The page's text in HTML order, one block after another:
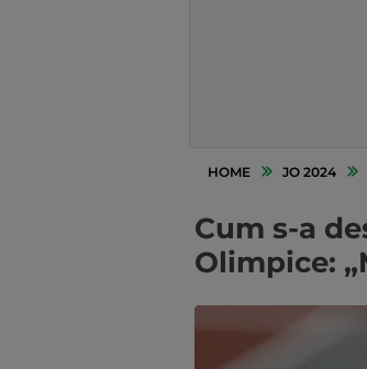
HOME JO 2024
Cum s-a
Olimpice: